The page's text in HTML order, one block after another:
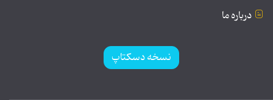
درباره ما
نسخه دسکتاپ